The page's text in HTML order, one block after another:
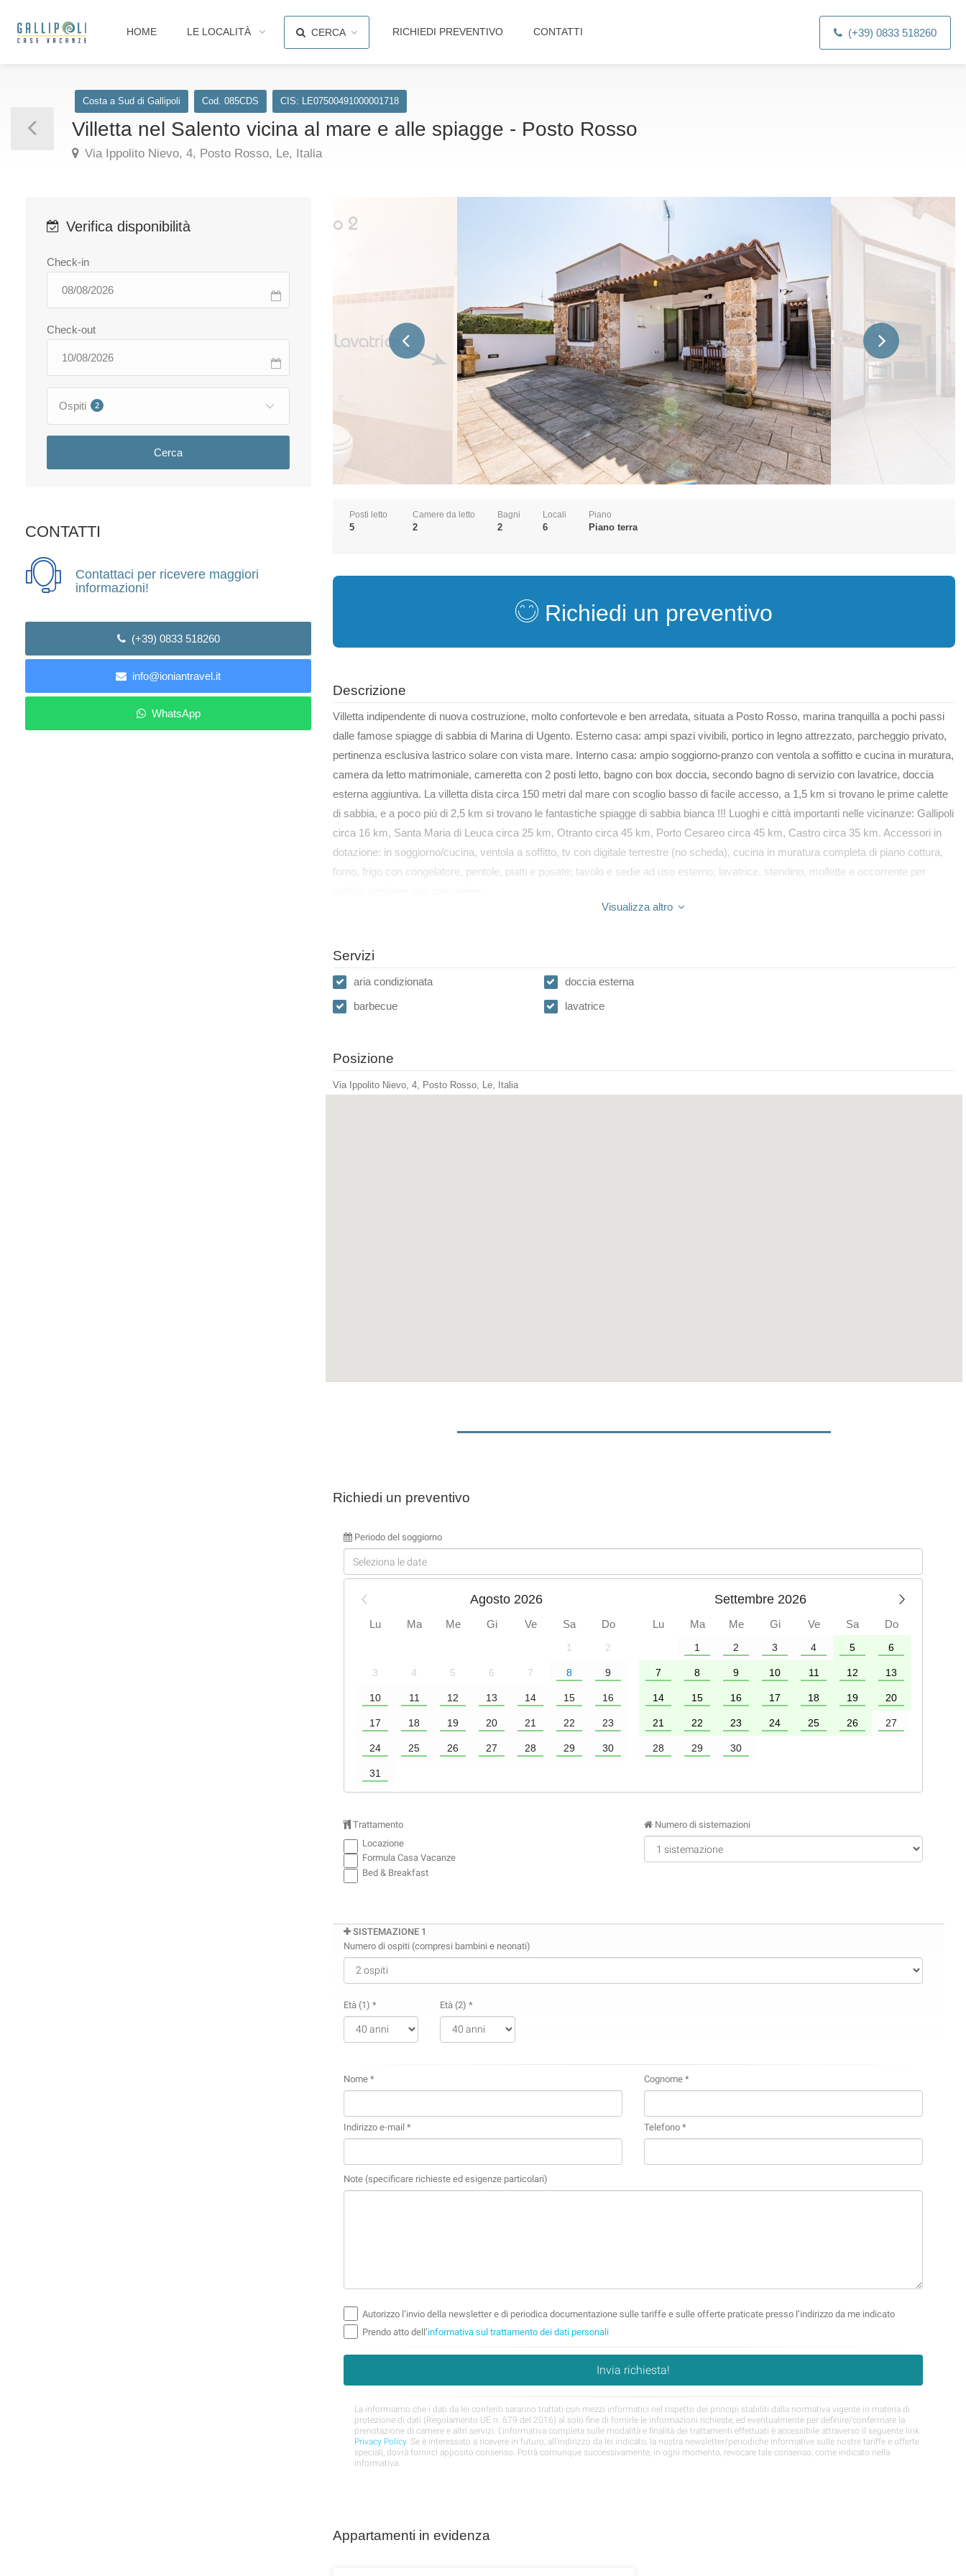
HOME LE LOCALITÀ CERCA RICHIEDI PREVENTIVO CONTATTI (+39) 0833 518260
Costa a Sud di Gallipoli Cod. 085CDS CIS: LE07500491000001718
Villetta nel Salento vicina al mare e alle spiagge - Posto Rosso
Via Ippolito Nievo, 4, Posto Rosso, Le, Italia
Verifica disponibilità
Check-in
Check-out
Ospiti 2
Cerca
CONTATTI
Contattaci per ricevere maggiori
informazioni!
(+39) 0833 518260
info@ioniantravel.it
WhatsApp
Posti letto
5
Camere da letto
2
Bagni
2
Locali
6
Piano
Piano terra
Richiedi un preventivo
Descrizione
Villetta indipendente di nuova costruzione, molto confortevole e ben arredata, situata a Posto Rosso, marina tranquilla a pochi passi
dalle famose spiagge di sabbia di Marina di Ugento. Esterno casa: ampi spazi vivibili, portico in legno attrezzato, parcheggio privato,
pertinenza esclusiva lastrico solare con vista mare. Interno casa: ampio soggiorno-pranzo con ventola a soffitto e cucina in muratura,
camera da letto matrimoniale, cameretta con 2 posti letto, bagno con box doccia, secondo bagno di servizio con lavatrice, doccia
esterna aggiuntiva. La villetta dista circa 150 metri dal mare con scoglio basso di facile accesso, a 1,5 km si trovano le prime calette
di sabbia, e a poco più di 2,5 km si trovano le fantastiche spiagge di sabbia bianca !!! Luoghi e città importanti nelle vicinanze: Gallipoli
circa 16 km, Santa Maria di Leuca circa 25 km, Otranto circa 45 km, Porto Cesareo circa 45 km, Castro circa 35 km. Accessori in
dotazione: in soggiorno/cucina, ventola a soffitto, tv con digitale terrestre (no scheda), cucina in muratura completa di piano cottura,
forno, frigo con congelatore, pentole, piatti e posate; tavolo e sedie ad uso esterno; lavatrice, stendino, mollette e occorrente per
Visualizza altro
Servizi
aria condizionata
barbecue
doccia esterna
lavatrice
Posizione
Via Ippolito Nievo, 4, Posto Rosso, Le, Italia
Richiedi un preventivo
Appartamenti in evidenza